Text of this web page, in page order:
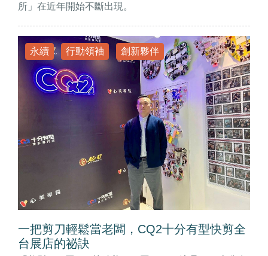
所」在近年開始不斷出現。
永續 行動領袖 創新夥伴
一把剪刀輕鬆當老闆，CQ2十分有型快剪全
台展店的祕訣